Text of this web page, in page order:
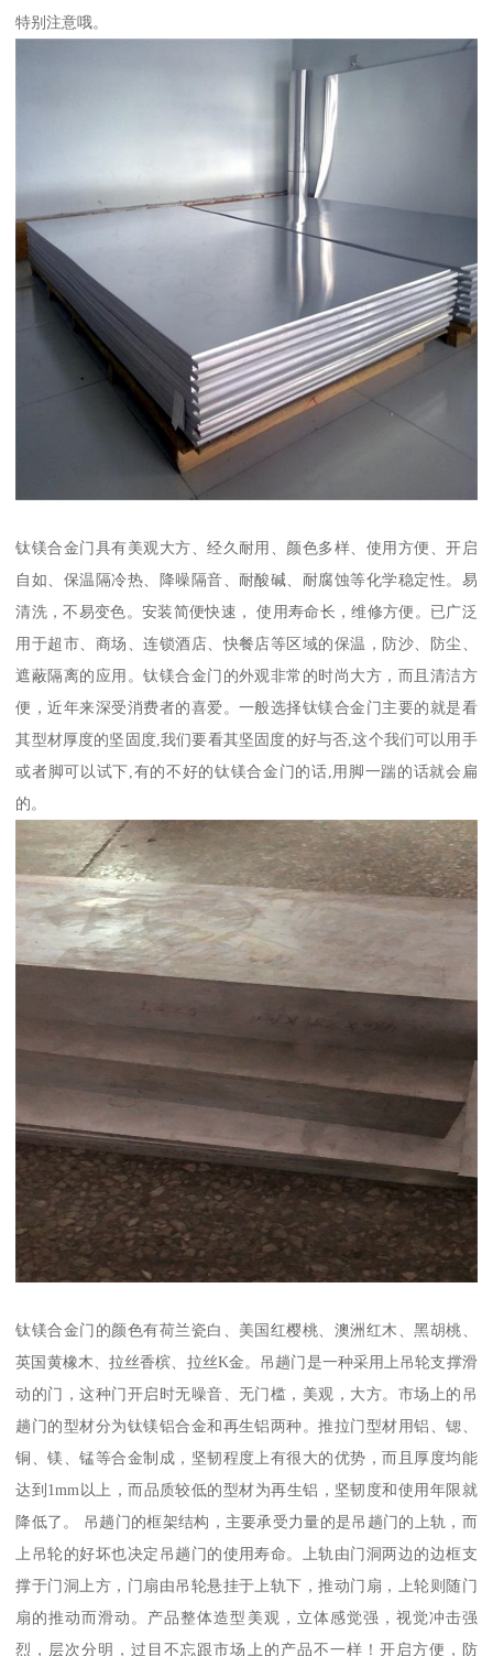
特别注意哦。
钛镁合金门具有美观大方、经久耐用、颜色多样、使用方便、开启
自如、保温隔冷热、降噪隔音、耐酸碱、耐腐蚀等化学稳定性。易
清洗，不易变色。安装简便快速， 使用寿命长，维修方便。已广泛
用于超市、商场、连锁酒店、快餐店等区域的保温，防沙、防尘、
遮蔽隔离的应用。钛镁合金门的外观非常的时尚大方，而且清洁方
便，近年来深受消费者的喜爱。一般选择钛镁合金门主要的就是看
其型材厚度的坚固度,我们要看其坚固度的好与否,这个我们可以用手
或者脚可以试下,有的不好的钛镁合金门的话,用脚一踹的话就会扁
的。
钛镁合金门的颜色有荷兰瓷白、美国红樱桃、澳洲红木、黑胡桃、
英国黄橡木、拉丝香槟、拉丝K金。吊趟门是一种采用上吊轮支撑滑
动的门，这种门开启时无噪音、无门槛，美观，大方。市场上的吊
趟门的型材分为钛镁铝合金和再生铝两种。推拉门型材用铝、锶、
铜、镁、锰等合金制成，坚韧程度上有很大的优势，而且厚度均能
达到1mm以上，而品质较低的型材为再生铝，坚韧度和使用年限就
降低了。 吊趟门的框架结构，主要承受力量的是吊趟门的上轨，而
上吊轮的好坏也决定吊趟门的使用寿命。上轨由门洞两边的边框支
撑于门洞上方，门扇由吊轮悬挂于上轨下，推动门扇，上轮则随门
扇的推动而滑动。产品整体造型美观，立体感觉强，视觉冲击强
烈，层次分明，过目不忘跟市场上的产品不一样！开启方便，防